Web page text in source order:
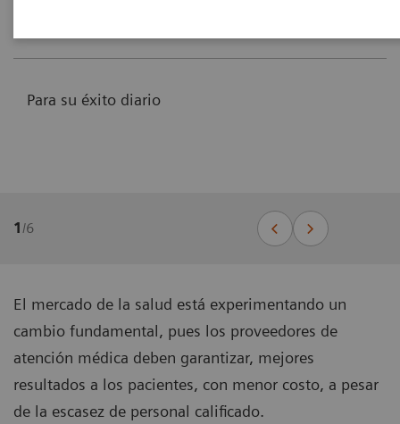
Para su éxito diario
1/6
El mercado de la salud está experimentando un
cambio fundamental, pues los proveedores de
atención médica deben garantizar, mejores
resultados a los pacientes, con menor costo, a pesar
de la escasez de personal calificado.